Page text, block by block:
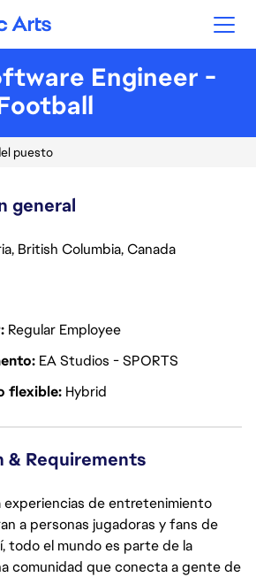
Arts
Engineer -
puesto
general
British Columbia, Canada
Regular Employee
EA Studios - SPORTS
flexible Hybrid
& Requirements
de entretenimiento
a personas jugadoras y fans de
todo el mundo es parte de la
comunidad que conecta a gente de